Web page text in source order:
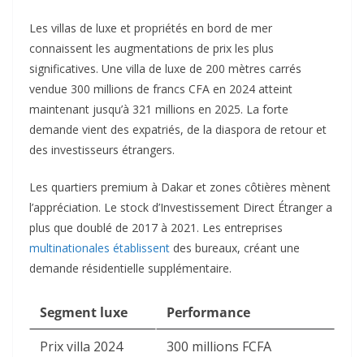
Les villas de luxe et propriétés en bord de mer
connaissent les augmentations de prix les plus
significatives. Une villa de luxe de 200 mètres carrés
vendue 300 millions de francs CFA en 2024 atteint
maintenant jusqu’à 321 millions en 2025. La forte
demande vient des expatriés, de la diaspora de retour et
des investisseurs étrangers.​
Les quartiers premium à Dakar et zones côtières mènent
l’appréciation. Le stock d’Investissement Direct Étranger a
plus que doublé de 2017 à 2021. Les entreprises
multinationales établissent des bureaux, créant une
demande résidentielle supplémentaire.​
Segment luxe
Performance
Prix villa 2024
300 millions FCFA